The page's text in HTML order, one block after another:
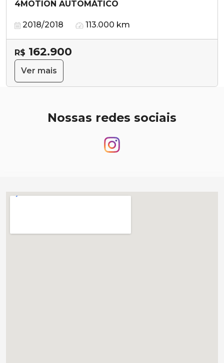
4MOTION AUTOMÁTICO
2018/2018 113.000 km
R$ 162.900
Ver mais
Nossas redes sociais